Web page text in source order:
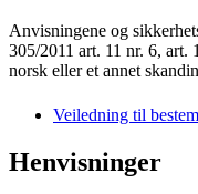
Anvisningene og
305/2011 art. 11 nr. 6, art.
norsk eller et annet
Veiledning til
Henvisninger